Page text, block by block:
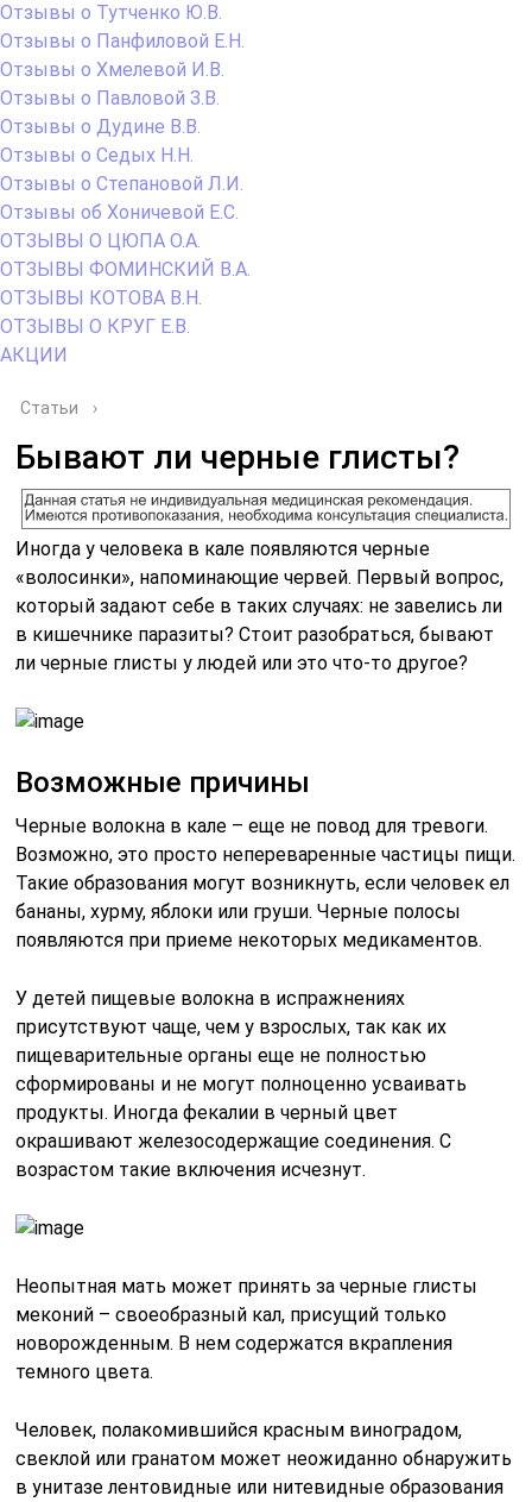
Отзывы о Тутченко Ю.В.
Отзывы о Панфиловой Е.Н.
Отзывы о Хмелевой И.В.
Отзывы о Павловой З.В.
Отзывы о Дудине В.В.
Отзывы о Седых Н.Н.
Отзывы о Степановой Л.И.
Отзывы об Хоничевой Е.С.
ОТЗЫВЫ О ЦЮПА О.А.
ОТЗЫВЫ ФОМИНСКИЙ В.А.
ОТЗЫВЫ КОТОВА В.Н.
ОТЗЫВЫ О КРУГ Е.В.
АКЦИИ
Статьи ›
Бывают ли черные глисты?
Иногда у человека в кале появляются черные
«волосинки», напоминающие червей. Первый вопрос,
который задают себе в таких случаях: не завелись ли
в кишечнике паразиты? Стоит разобраться, бывают
ли черные глисты у людей или это что-то другое?
Возможные причины
Черные волокна в кале – еще не повод для тревоги.
Возможно, это просто непереваренные частицы пищи.
Такие образования могут возникнуть, если человек ел
бананы, хурму, яблоки или груши. Черные полосы
появляются при приеме некоторых медикаментов.
У детей пищевые волокна в испражнениях
присутствуют чаще, чем у взрослых, так как их
пищеварительные органы еще не полностью
сформированы и не могут полноценно усваивать
продукты. Иногда фекалии в черный цвет
окрашивают железосодержащие соединения. С
возрастом такие включения исчезнут.
Неопытная мать может принять за черные глисты
меконий – своеобразный кал, присущий только
новорожденным. В нем содержатся вкрапления
темного цвета.
Человек, полакомившийся красным виноградом,
свеклой или гранатом может неожиданно обнаружить
в унитазе лентовидные или нитевидные образования